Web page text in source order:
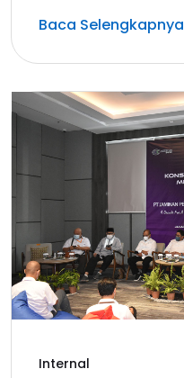
Baca Selengkapnya
Internal